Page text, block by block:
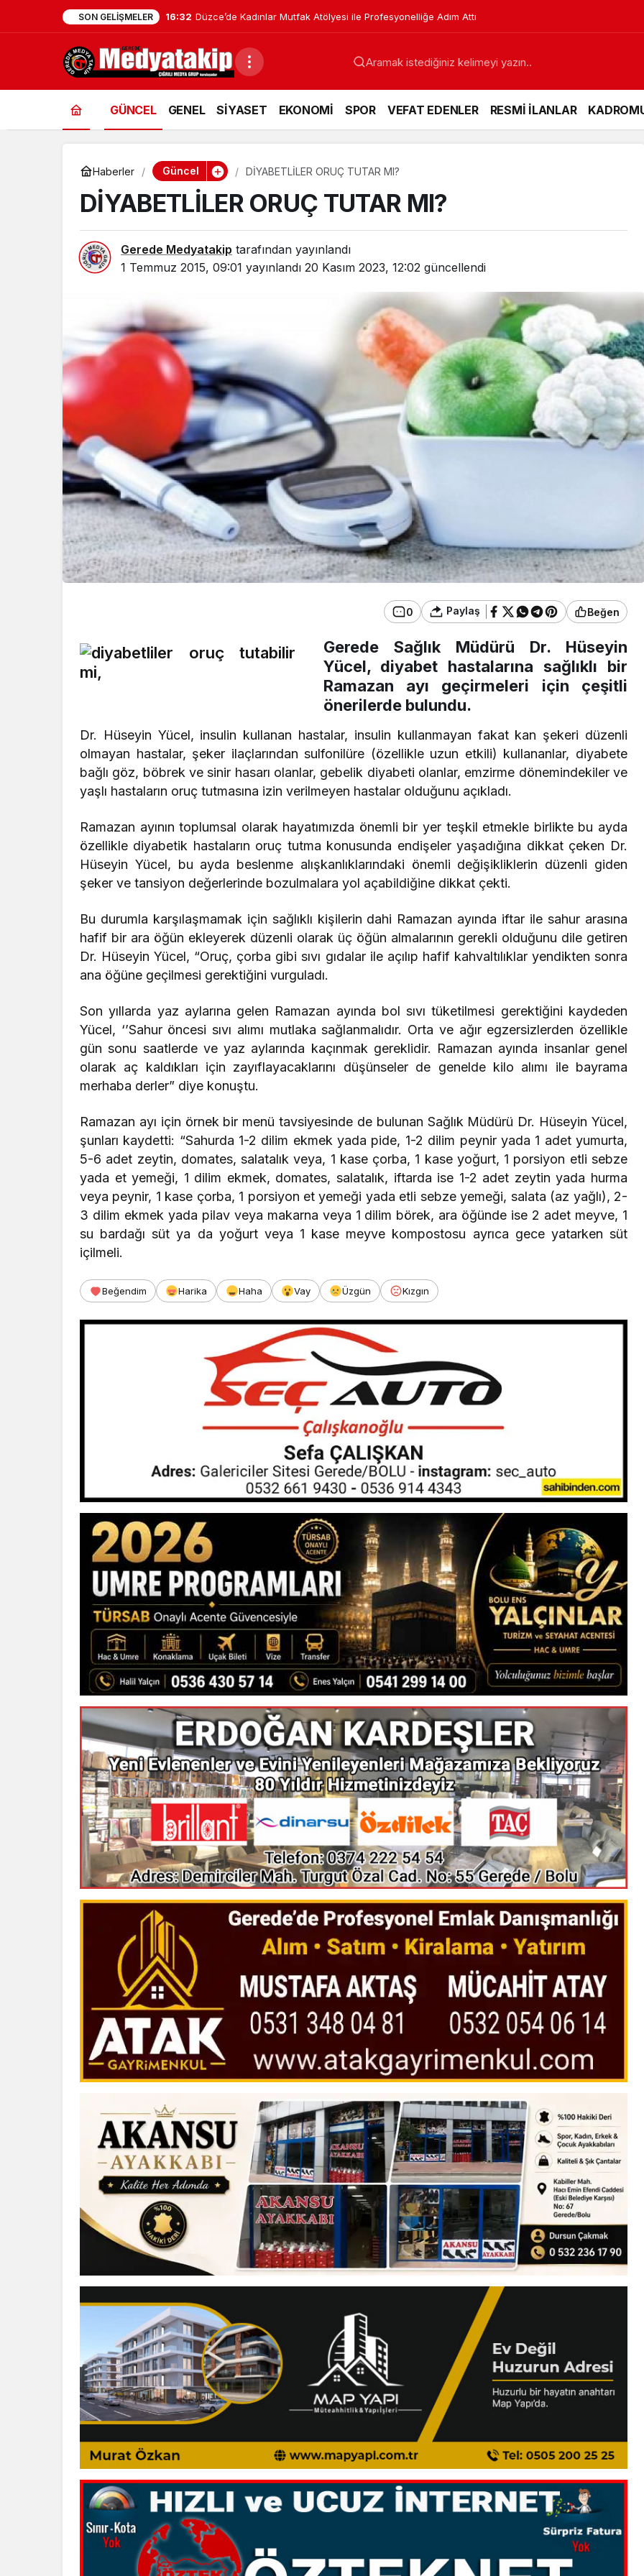
SON GELIŞMELER 16:32 Düzce’de Kadınlar Mutfak Atölyesi ile Profesyonelliğe Adım Attı
GÜNCEL GENEL SİYASET EKONOMİ SPOR VEFAT EDENLER RESMİ İLANLAR
Haberler Güncel DİYABETLİLER ORUÇ TUTAR MI?
DİYABETLİLER ORUÇ TUTAR MI?
Gerede Medyatakip tarafından yayınlandı
1 Temmuz 2015, 09:01 yayınlandı 20 Kasım 2023, 12:02 güncellendi
0 Paylaş Beğen
Gerede Sağlık Müdürü Dr. Hüseyin
Yücel, diyabet hastalarına sağlıklı bir
Ramazan ayı geçirmeleri için çeşitli
önerilerde bulundu.
Dr. Hüseyin Yücel, insulin kullanan hastalar, insulin kullanmayan fakat kan şekeri düzenli
olmayan hastalar, şeker ilaçlarından sulfonilüre (özellikle uzun etkili) kullananlar, diyabete
bağlı göz, böbrek ve sinir hasarı olanlar, gebelik diyabeti olanlar, emzirme dönemindekiler ve
yaşlı hastaların oruç tutmasına izin verilmeyen hastalar olduğunu açıkladı.
Ramazan ayının toplumsal olarak hayatımızda önemli bir yer teşkil etmekle birlikte bu ayda
özellikle diyabetik hastaların oruç tutma konusunda endişeler yaşadığına dikkat çeken Dr.
Hüseyin Yücel, bu ayda beslenme alışkanlıklarındaki önemli değişikliklerin düzenli giden
şeker ve tansiyon değerlerinde bozulmalara yol açabildiğine dikkat çekti.
Bu durumla karşılaşmamak için sağlıklı kişilerin dahi Ramazan ayında iftar ile sahur arasına
hafif bir ara öğün ekleyerek düzenli olarak üç öğün almalarının gerekli olduğunu dile getiren
Dr. Hüseyin Yücel, “Oruç, çorba gibi sıvı gıdalar ile açılıp hafif kahvaltılıklar yendikten sonra
ana öğüne geçilmesi gerektiğini vurguladı.
Son yıllarda yaz aylarına gelen Ramazan ayında bol sıvı tüketilmesi gerektiğini kaydeden
Yücel, ‘’Sahur öncesi sıvı alımı mutlaka sağlanmalıdır. Orta ve ağır egzersizlerden özellikle
gün sonu saatlerde ve yaz aylarında kaçınmak gereklidir. Ramazan ayında insanlar genel
olarak aç kaldıkları için zayıflayacaklarını düşünseler de genelde kilo alımı ile bayrama
merhaba derler” diye konuştu.
Ramazan ayı için örnek bir menü tavsiyesinde de bulunan Sağlık Müdürü Dr. Hüseyin Yücel,
şunları kaydetti: “Sahurda 1-2 dilim ekmek yada pide, 1-2 dilim peynir yada 1 adet yumurta,
5-6 adet zeytin, domates, salatalık veya, 1 kase çorba, 1 kase yoğurt, 1 porsiyon etli sebze
yada et yemeği, 1 dilim ekmek, domates, salatalık, iftarda ise 1-2 adet zeytin yada hurma
veya peynir, 1 kase çorba, 1 porsiyon et yemeği yada etli sebze yemeği, salata (az yağlı), 2-
3 dilim ekmek yada pilav veya makarna veya 1 dilim börek, ara öğünde ise 2 adet meyve, 1
su bardağı süt ya da yoğurt veya 1 kase meyve kompostosu ayrıca gece yatarken süt
içilmeli.
Beğendim Harika Haha Vay Üzgün Kızgın
Tadilatta Yangın Çıktı
Genel
Düzce’de Kadınlar
Mutfak Atölyesi ile
Profesyonelliğe Adım
Attı
Genel
Düzce’de Gençlere
Sağlıklı Yaşam Eğitimi